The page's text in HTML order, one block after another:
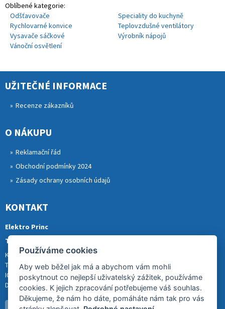
Oblíbené kategorie:
Odšťavovače
Speciality do kuchyně
Rychlovarné konvice
Teplovzdušné ventilátory
Vysavače sáčkové
Výrobník nápojů
Vánoční osvětlení
UŽITEČNÉ INFORMACE
Recenze zákazníků
O NÁKUPU
Reklamační řád
Obchodní podmínky 2024
Zásady ochrany osobních údajů
KONTAKT
Elektro Princ
Tomáš Princ
Krkonošská 290, 46841 TANVALD
Tel.: 773 880 988
IČ: 01153731
DIČ: CZ8007202522
Používáme cookies
Aby web běžel jak má a abychom vám mohli
poskytnout co nejlepší uživatelský zážitek, používáme
cookies. K jejich zpracování potřebujeme váš souhlas.
Děkujeme, že nám ho dáte, pomáháte nám tak pro vás